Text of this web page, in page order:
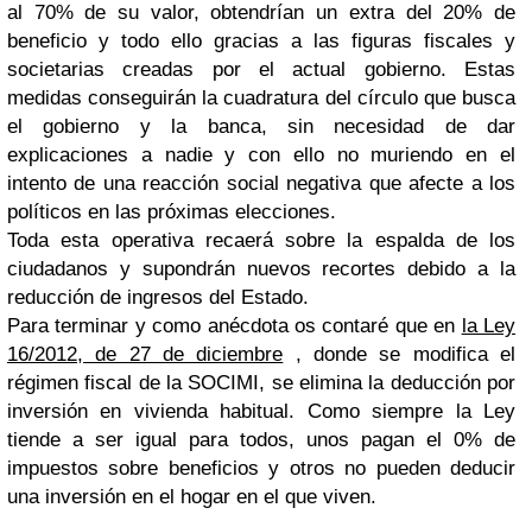
al 70% de su valor, obtendrían un extra del 20% de
beneficio y todo ello gracias a las figuras fiscales y
societarias creadas por el actual gobierno. Estas
medidas conseguirán la cuadratura del círculo que busca
el gobierno y la banca, sin necesidad de dar
explicaciones a nadie y con ello no muriendo en el
intento de una reacción social negativa que afecte a los
políticos en las próximas elecciones.
Toda esta operativa recaerá sobre la espalda de los
ciudadanos y supondrán nuevos recortes debido a la
reducción de ingresos del Estado.
Para terminar y como anécdota os contaré que en la Ley
16/2012, de 27 de diciembre , donde se modifica el
régimen fiscal de la SOCIMI, se elimina la deducción por
inversión en vivienda habitual. Como siempre la Ley
tiende a ser igual para todos, unos pagan el 0% de
impuestos sobre beneficios y otros no pueden deducir
una inversión en el hogar en el que viven.